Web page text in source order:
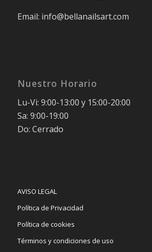
Email: info@bellanailsart.com
Nuestro Horario
Lu-Vi: 9:00-13:00 y 15:00-20:00
Sa: 9:00-19:00
Do: Cerrado
AVISO LEGAL
Política de Privacidad
Política de cookies
Términos y condiciones de uso